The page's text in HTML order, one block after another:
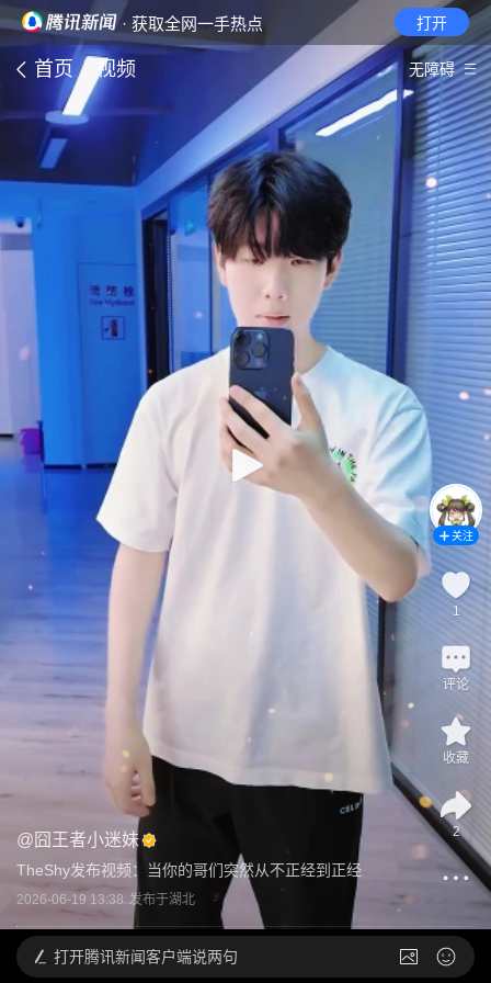
· 获取全网一手热点 打开
首页 视频 无障碍
@ 囧王者小迷妹
TheShy发布视频：当你的哥们突然从不正经到正经
2026-06-19 13:38 发布于湖北
关注
1
评论
收藏
2
打开腾讯新闻客户端说两句